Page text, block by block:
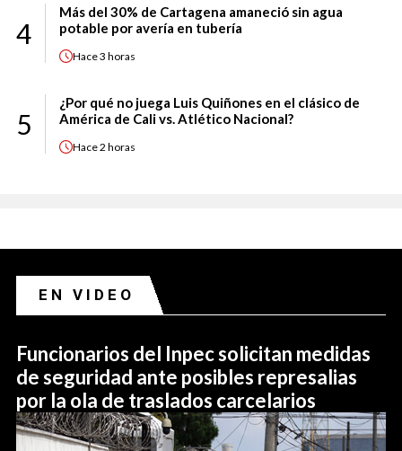
4
Más del 30% de Cartagena amaneció sin agua
potable por avería en tubería
Hace3 horas
5
¿Por qué no juega Luis Quiñones en el clásico de
América de Cali vs. Atlético Nacional?
Hace2 horas
EN VIDEO
Funcionarios del Inpec solicitan medidas
de seguridad ante posibles represalias
por la ola de traslados carcelarios